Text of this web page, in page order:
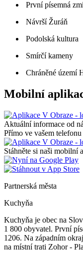
První písemná
Návrší Žuráň
Podolská kultura
Smírčí kameny
Chráněné území
Mobilní
Aktuální informace od
Přímo ve vašem telefonu
Stáhněte si naši mobilní
Partnerská města
Kuchyňa
Kuchyňa je obec na
1 800 obyvatel. První
1206. Na západním
na místní trati Zohor -